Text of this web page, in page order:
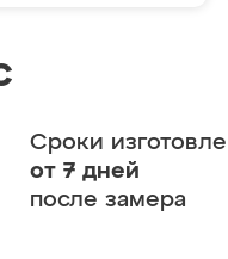
Сроки
от 7 дней
после замера